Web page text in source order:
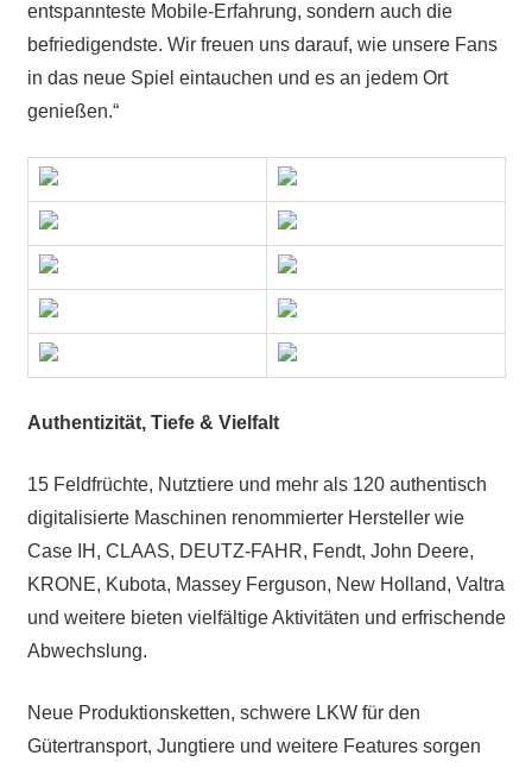
entspannteste Mobile-Erfahrung, sondern auch die
befriedigendste. Wir freuen uns darauf, wie unsere Fans
in das neue Spiel eintauchen und es an jedem Ort
genießen.“
Authentizität, Tiefe & Vielfalt
15 Feldfrüchte, Nutztiere und mehr als 120 authentisch
digitalisierte Maschinen renommierter Hersteller wie
Case IH, CLAAS, DEUTZ-FAHR, Fendt, John Deere,
KRONE, Kubota, Massey Ferguson, New Holland, Valtra
und weitere bieten vielfältige Aktivitäten und erfrischende
Abwechslung.
Neue Produktionsketten, schwere LKW für den
Gütertransport, Jungtiere und weitere Features sorgen